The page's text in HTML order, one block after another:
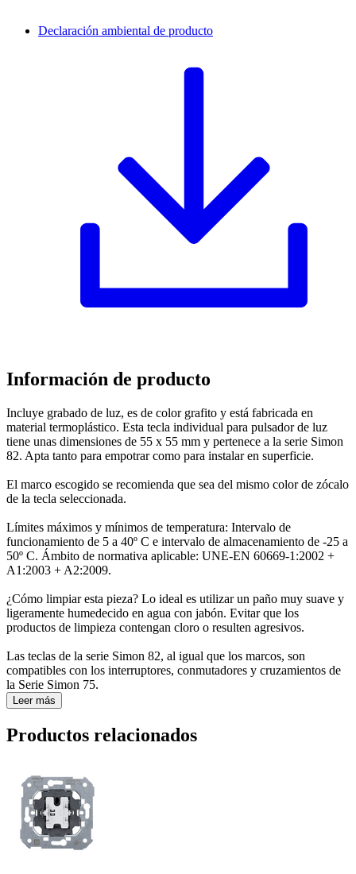
Declaración ambiental de producto
Información de producto
Incluye grabado de luz, es de color grafito y está fabricada en
material termoplástico. Esta tecla individual para pulsador de luz
tiene unas dimensiones de 55 x 55 mm y pertenece a la serie Simon
82. Apta tanto para empotrar como para instalar en superficie.
El marco escogido se recomienda que sea del mismo color de zócalo
de la tecla seleccionada.
Límites máximos y mínimos de temperatura: Intervalo de
funcionamiento de 5 a 40º C e intervalo de almacenamiento de -25 a
50º C. Ámbito de normativa aplicable: UNE-EN 60669-1:2002 +
A1:2003 + A2:2009.
¿Cómo limpiar esta pieza? Lo ideal es utilizar un paño muy suave y
ligeramente humedecido en agua con jabón. Evitar que los
productos de limpieza contengan cloro o resulten agresivos.
Las teclas de la serie Simon 82, al igual que los marcos, son
compatibles con los interruptores, conmutadores y cruzamientos de
la Serie Simon 75.
Leer más
Productos relacionados